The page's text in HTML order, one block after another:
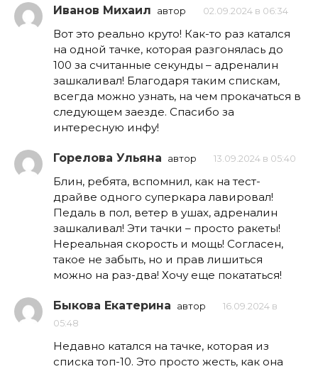
Иванов Михаил автор 02.09.2024 в 06:34
Вот это реально круто! Как-то раз катался
на одной тачке, которая разгонялась до
100 за считанные секунды – адреналин
зашкаливал! Благодаря таким спискам,
всегда можно узнать, на чем прокачаться в
следующем заезде. Спасибо за
интересную инфу!
Горелова Ульяна автор 13.09.2024 в 05:40
Блин, ребята, вспомнил, как на тест-
драйве одного суперкара лавировал!
Педаль в пол, ветер в ушах, адреналин
зашкаливал! Эти тачки – просто ракеты!
Нереальная скорость и мощь! Согласен,
такое не забыть, но и прав лишиться
можно на раз-два! Хочу еще покататься!
Быкова Екатерина автор
16.09.2024 в
05:48
Недавно катался на тачке, которая из
списка топ-10. Это просто жесть, как она